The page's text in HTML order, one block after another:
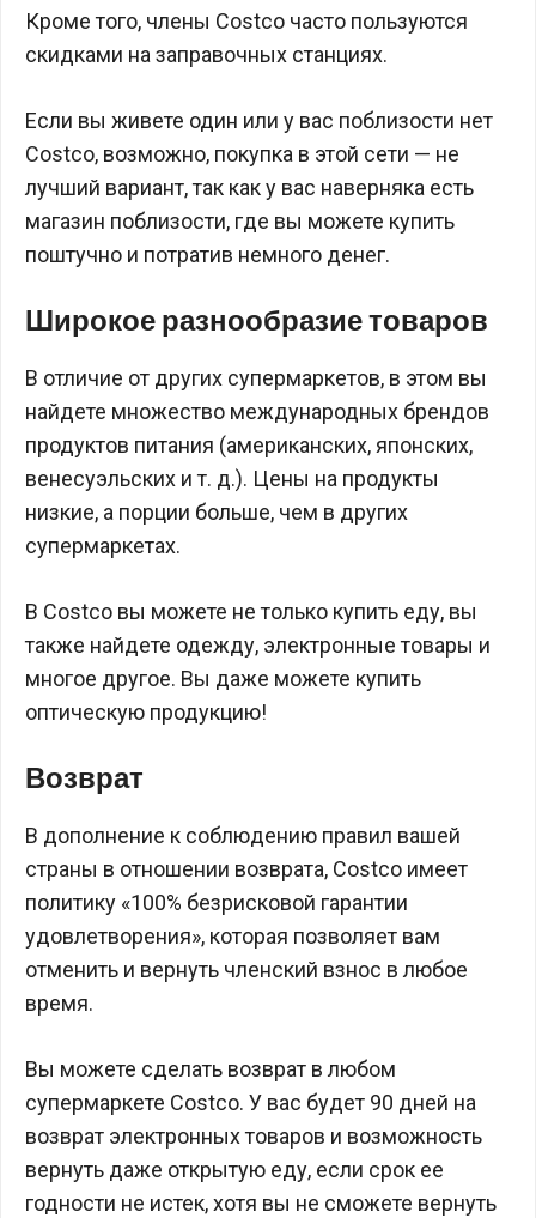
Кроме того, члены Costco часто пользуются
скидками на заправочных станциях.
Если вы живете один или у вас поблизости нет
Costco, возможно, покупка в этой сети — не
лучший вариант, так как у вас наверняка есть
магазин поблизости, где вы можете купить
поштучно и потратив немного денег.
Широкое разнообразие товаров
В отличие от других супермаркетов, в этом вы
найдете множество международных брендов
продуктов питания (американских, японских,
венесуэльских и т. д.). Цены на продукты
низкие, а порции больше, чем в других
супермаркетах.
В Costco вы можете не только купить еду, вы
также найдете одежду, электронные товары и
многое другое. Вы даже можете купить
оптическую продукцию!
Возврат
В дополнение к соблюдению правил вашей
страны в отношении возврата, Costco имеет
политику «100% безрисковой гарантии
удовлетворения», которая позволяет вам
отменить и вернуть членский взнос в любое
время.
Вы можете сделать возврат в любом
супермаркете Costco. У вас будет 90 дней на
возврат электронных товаров и возможность
вернуть даже открытую еду, если срок ее
годности не истек, хотя вы не сможете вернуть